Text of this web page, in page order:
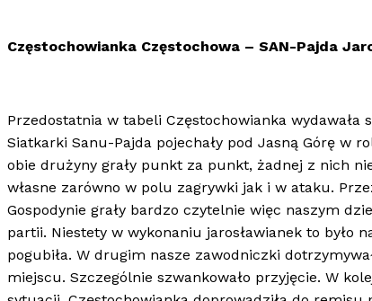
Częstochowianka Częstochowa – SAN-Pajda
Przedostatnia w tabeli Częstochowianka
Siatkarki Sanu-Pajda pojechały pod Jasną Górę w
obie drużyny grały punkt za punkt, żadnej z nich
własne zarówno w polu zagrywki jak i w ataku.
Gospodynie grały bardzo czytelnie więc naszym
partii. Niestety w wykonaniu jarosławianek to było
pogubiła. W drugim nasze zawodniczki
miejscu. Szczególnie szwankowało przyjęcie. W